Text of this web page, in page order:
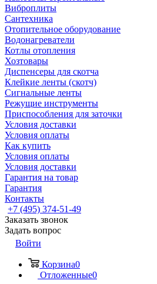
Виброплиты
Сантехника
Отопительное оборудование
Водонагреватели
Котлы отопления
Хозтовары
Диспенсеры для скотча
Клейкие ленты (скотч)
Сигнальные ленты
Режущие инструменты
Приспособления для заточки
Условия доставки
Условия оплаты
Как купить
Условия оплаты
Условия доставки
Гарантия на товар
Гарантия
Контакты
+7 (495) 374-51-49
Заказать звонок
Задать вопрос
Войти
Корзина0
Отложенные0